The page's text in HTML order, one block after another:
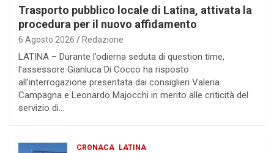
Trasporto pubblico locale di Latina, attivata la
procedura per il nuovo affidamento
6 Agosto 2026 Redazione
LATINA – Durante l’odierna seduta di question time,
l’assessore Gianluca Di Cocco ha risposto
all’interrogazione presentata dai consiglieri Valeria
Campagna e Leonardo Majocchi in merito alle criticità del
servizio di…
CRONACA LATINA